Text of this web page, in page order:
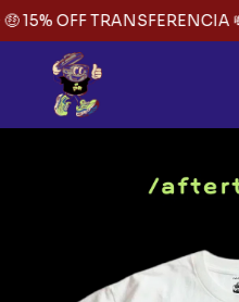
15% OFF TRANSFERENCIA 💸